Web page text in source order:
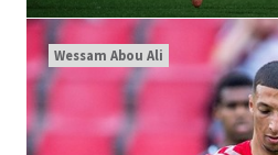
Wessam Abou Ali